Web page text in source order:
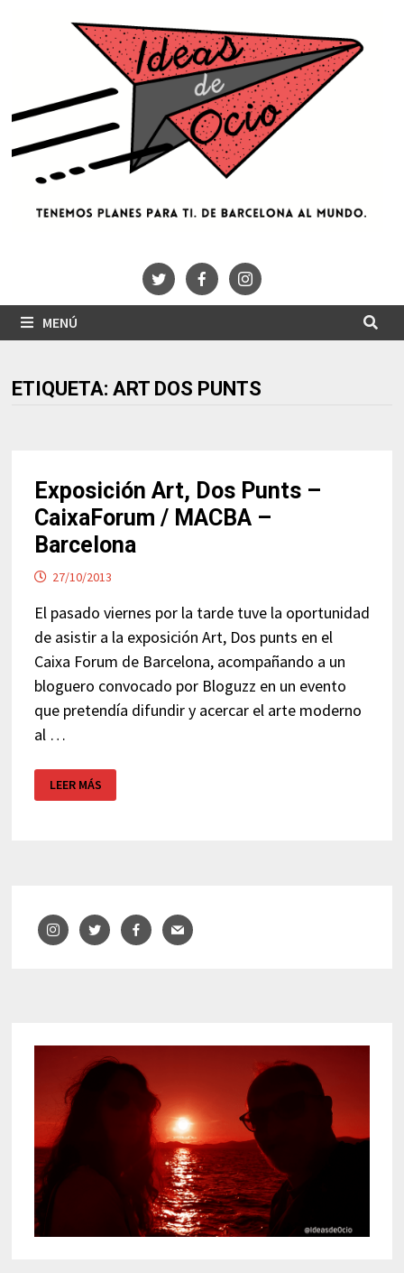
MENÚ
ETIQUETA: ART DOS PUNTS
Exposición Art, Dos Punts –
CaixaForum / MACBA –
Barcelona
27/10/2013
El pasado viernes por la tarde tuve la oportunidad
de asistir a la exposición Art, Dos punts en el
Caixa Forum de Barcelona, acompañando a un
bloguero convocado por Bloguzz en un evento
que pretendía difundir y acercar el arte moderno
al …
EXPOSICIÓN
ART,
DOS
LEER MÁS